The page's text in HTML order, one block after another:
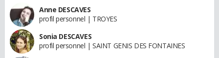
Anne DESCAVES
profil personnel | TROYES
Sonia DESCAVES
profil personnel | SAINT GENIS DES FONTAINES